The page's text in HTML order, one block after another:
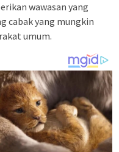
wawasan yang
cabak yang mungkin
umum.